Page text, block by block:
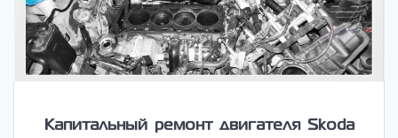
Капитальный ремонт двигателя Skoda